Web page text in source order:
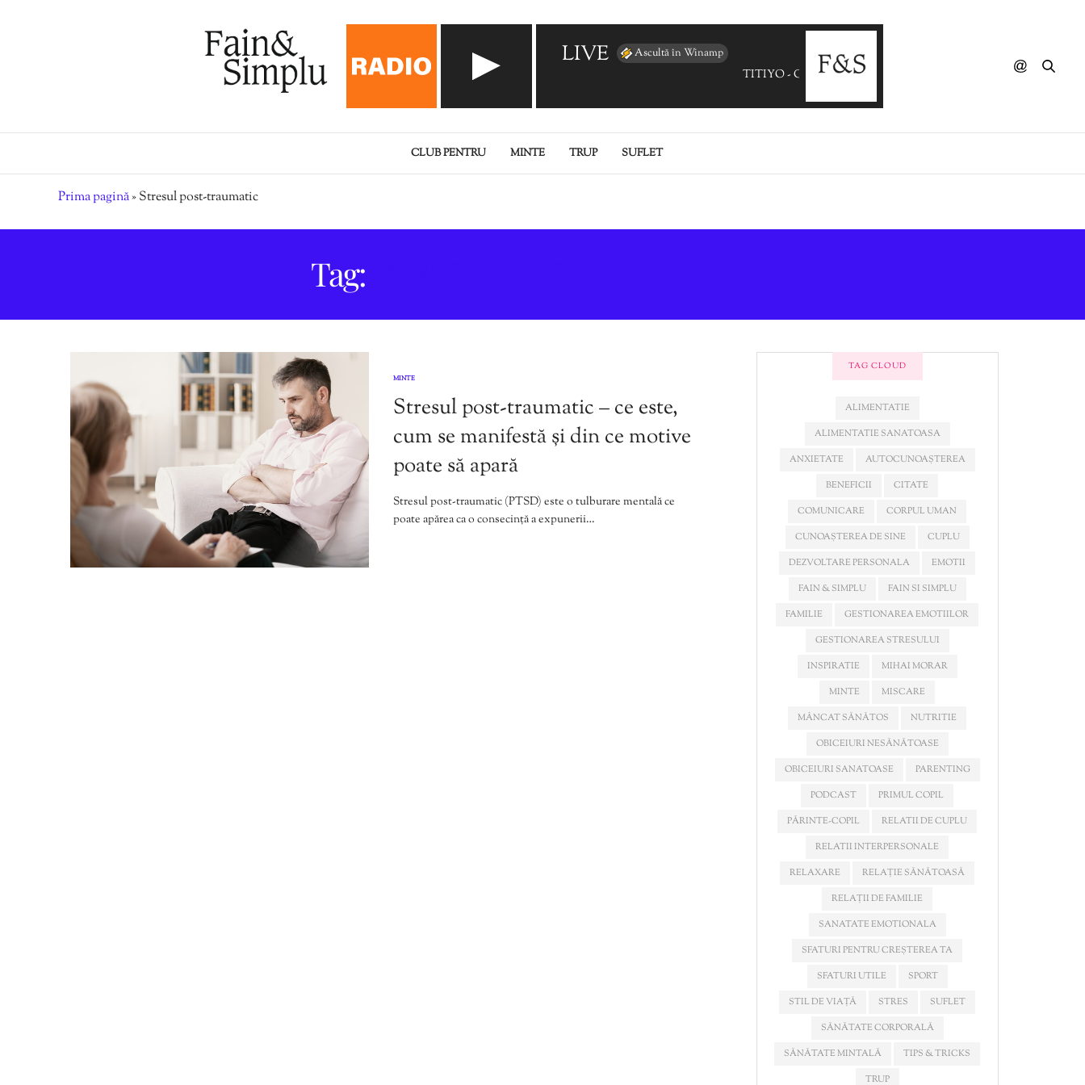
LIVE Ascultă în Winamp
TITIYO - Come Along (Naid 2001 Remix)
CLUB PENTRU MINTE TRUP SUFLET
Prima pagină»Stresul post-traumatic
Tag:
MINTE
Stresul post-traumatic – ce este,
cum se manifestă și din ce motive
poate să apară
Stresul post-traumatic (PTSD) este o tulburare mentală ce
poate apărea ca o consecință a expunerii…
TAG CLOUD
ALIMENTATIE
ALIMENTATIE SANATOASA
ANXIETATE
AUTOCUNOAȘTEREA
BENEFICII
CITATE
COMUNICARE
CORPUL UMAN
CUNOAȘTEREA DE SINE
CUPLU
DEZVOLTARE PERSONALA
EMOTII
FAIN & SIMPLU
FAIN SI SIMPLU
FAMILIE
GESTIONAREA EMOTIILOR
GESTIONAREA STRESULUI
INSPIRATIE
MIHAI MORAR
MINTE
MISCARE
MÂNCAT SĂNĂTOS
NUTRITIE
OBICEIURI NESĂNĂTOASE
OBICEIURI SANATOASE
PARENTING
PODCAST
PRIMUL COPIL
PĂRINTE-COPIL
RELATII DE CUPLU
RELATII INTERPERSONALE
RELAXARE
RELAȚIE SĂNĂTOASĂ
RELAȚII DE FAMILIE
SANATATE EMOTIONALA
SFATURI PENTRU CREȘTEREA TA
SFATURI UTILE
SPORT
STIL DE VIAȚĂ
STRES
SUFLET
SĂNĂTATE CORPORALĂ
SĂNĂTATE MINTALĂ
TIPS & TRICKS
TRUP